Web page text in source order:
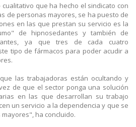
que ha hecho el sindicato con
de personas mayores, se ha puesto de
en las que prestan su servicio es la
de hipnosedantes y también de
ya que tres de cada cuatro
tipo de fármacos para poder acudir a
las trabajadoras están ocultando y
de que el sector ponga una solución
en las que desarrollan su trabajo
un servicio a la dependencia y que se
ha concluido.